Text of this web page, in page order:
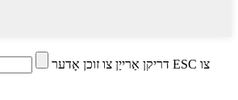
דריקן אַרייַן צו זוכן אָדער ESC צו